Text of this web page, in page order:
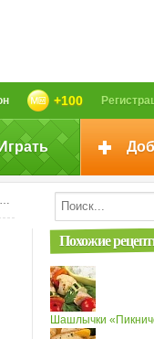
+100
Похожие
Шашлычки